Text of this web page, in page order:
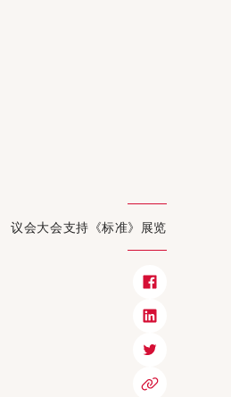
议会大会支持《标准》展览